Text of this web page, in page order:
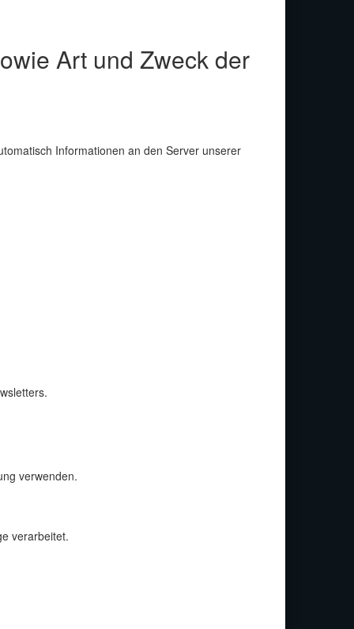
Art und Zweck der
Informationen an den Server unserer
verwenden.
verarbeitet.